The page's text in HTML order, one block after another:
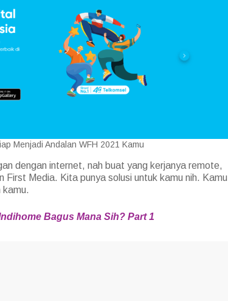
Menjadi Andalan WFH 2021 Kamu
dengan internet, nah buat yang kerjanya remote,
Media. Kita punya solusi untuk kamu nih. Kamu
kamu.
Bagus Mana Sih? Part 1